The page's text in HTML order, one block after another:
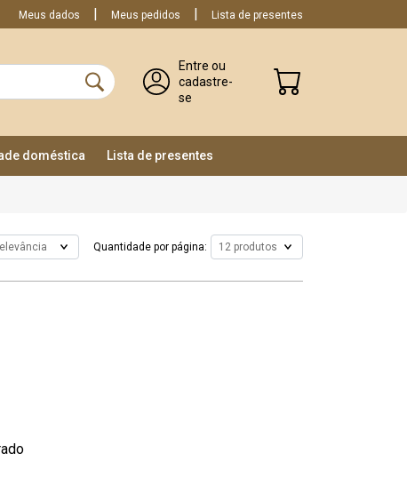
Meus dados Meus pedidos Lista de presentes
Entre ou
cadastre-
se
doméstica Lista de presentes
Quantidade por página: